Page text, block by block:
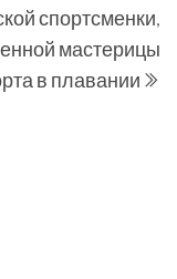
спортсменки,
мастерицы
в плавании